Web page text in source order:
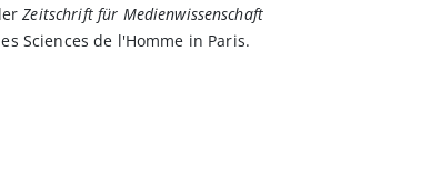
Zeitschrift für Medienwissenschaft
Sciences de l'Homme in Paris.